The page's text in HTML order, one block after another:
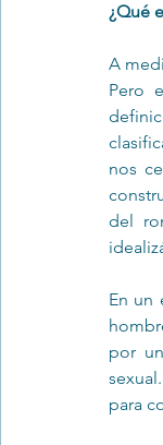
¿Qué
A
Pero
nos
del
En un
por
para